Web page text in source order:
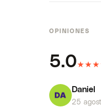
OPINIONES
5.0★★★
Daniel
25